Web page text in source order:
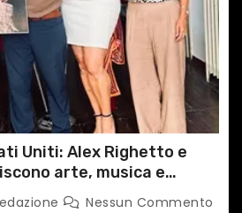
Uniti: Alex Righetto e
arte, musica e
progettoNessun Commento